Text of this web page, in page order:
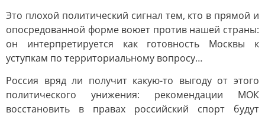
Это плохой политический сигнал тем, кто в прямой и
опосредованной форме воюет против нашей страны:
он интерпретируется как готовность Москвы к
уступкам по территориальному вопросу…
Россия вряд ли получит какую-то выгоду от этого
политического унижения: рекомендации МОК
восстановить в правах российский спорт будут